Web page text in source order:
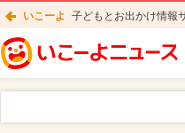
いこーよ 子どもとお出かけ情報